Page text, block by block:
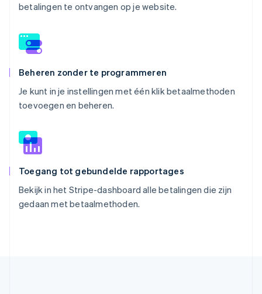
betalingen te ontvangen op je website.
Beheren zonder te programmeren
Je kunt in je instellingen met één klik betaalmethoden
toevoegen en beheren.
Toegang tot gebundelde rapportages
Bekijk in het Stripe-dashboard alle betalingen die zijn
gedaan met betaalmethoden.